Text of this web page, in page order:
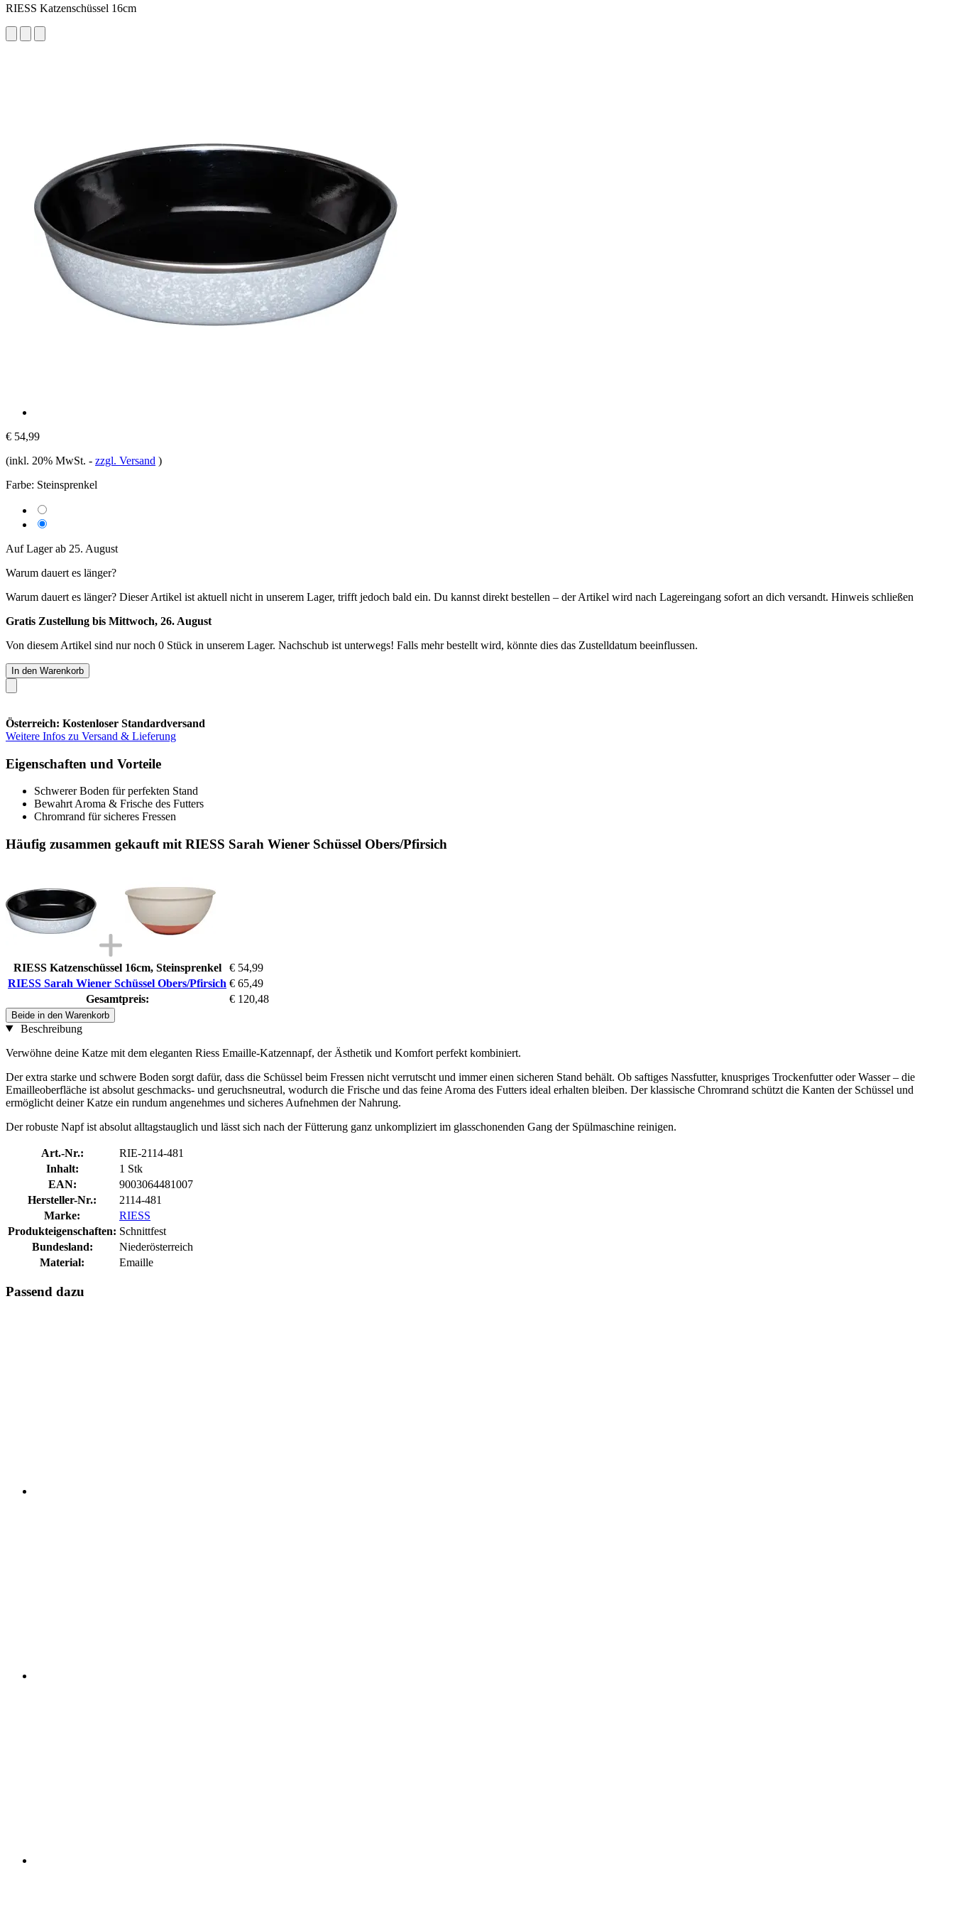
RIESS Katzenschüssel 16cm
€ 54,99
(inkl. 20% MwSt. - zzgl. Versand )
Farbe: Steinsprenkel
Auf Lager ab 25. August
Warum dauert es länger?
Warum dauert es länger? Dieser Artikel ist aktuell nicht in unserem Lager, trifft jedoch bald ein. Du kannst direkt bestellen – der Artikel wird nach Lagereingang sofort an dich versandt. Hinweis schließen
Gratis Zustellung bis Mittwoch, 26. August
Von diesem Artikel sind nur noch 0 Stück in unserem Lager. Nachschub ist unterwegs! Falls mehr bestellt wird, könnte dies das Zustelldatum beeinflussen.
In den Warenkorb
Österreich: Kostenloser Standardversand
Weitere Infos zu Versand & Lieferung
Eigenschaften und Vorteile
Schwerer Boden für perfekten Stand
Bewahrt Aroma & Frische des Futters
Chromrand für sicheres Fressen
Häufig zusammen gekauft mit RIESS Sarah Wiener Schüssel Obers/Pfirsich
RIESS Katzenschüssel 16cm, Steinsprenkel
€ 54,99
RIESS Sarah Wiener Schüssel Obers/Pfirsich € 65,49
Gesamtpreis:
€ 120,48
Beide in den Warenkorb
Beschreibung
Verwöhne deine Katze mit dem eleganten Riess Emaille-Katzennapf, der Ästhetik und Komfort perfekt kombiniert.
Der extra starke und schwere Boden sorgt dafür, dass die Schüssel beim Fressen nicht verrutscht und immer einen sicheren Stand behält. Ob saftiges Nassfutter, knuspriges Trockenfutter oder Wasser – die
Emailleoberfläche ist absolut geschmacks- und geruchsneutral, wodurch die Frische und das feine Aroma des Futters ideal erhalten bleiben. Der klassische Chromrand schützt die Kanten der Schüssel und
ermöglicht deiner Katze ein rundum angenehmes und sicheres Aufnehmen der Nahrung.
Der robuste Napf ist absolut alltagstauglich und lässt sich nach der Fütterung ganz unkompliziert im glasschonenden Gang der Spülmaschine reinigen.
Art.-Nr.:
RIE-2114-481
Inhalt:
1 Stk
EAN:
9003064481007
Hersteller-Nr.:
2114-481
Marke:
RIESS
Produkteigenschaften: Schnittfest
Bundesland:
Niederösterreich
Material:
Emaille
Passend dazu